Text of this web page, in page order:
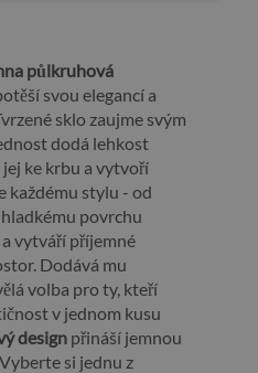
půlkruhová
svou elegancí a
sklo zaujme svým
dodá lehkost
ke krbu a vytvoří
každému stylu - od
povrchu
vytváří příjemné
Dodává mu
volba pro ty, kteří
v jednom kusu
design přináší jemnou
si jednu z